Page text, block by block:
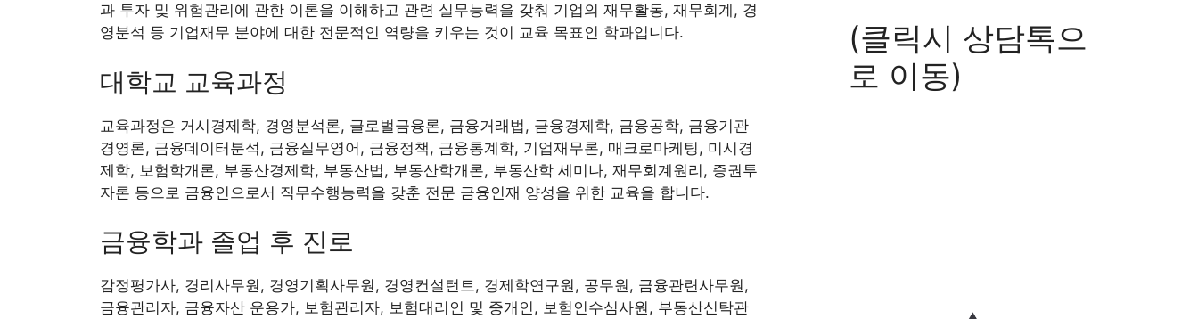
과 투자 및 위험관리에 관한 이론을 이해하고 관련 실무능력을 갖춰 기업의 재무활동, 재무회계, 경
영분석 등 기업재무 분야에 대한 전문적인 역량을 키우는 것이 교육 목표인 학과입니다.
대학교 교육과정
교육과정은 거시경제학, 경영분석론, 글로벌금융론, 금융거래법, 금융경제학, 금융공학, 금융기관
경영론, 금융데이터분석, 금융실무영어, 금융정책, 금융통계학, 기업재무론, 매크로마케팅, 미시경
제학, 보험학개론, 부동산경제학, 부동산법, 부동산학개론, 부동산학 세미나, 재무회계원리, 증권투
자론 등으로 금융인으로서 직무수행능력을 갖춘 전문 금융인재 양성을 위한 교육을 합니다.
금융학과 졸업 후 진로
감정평가사, 경리사무원, 경영기획사무원, 경영컨설턴트, 경제학연구원, 공무원, 금융관련사무원,
금융관리자, 금융자산 운용가, 보험관리자, 보험대리인 및 중개인, 보험인수심사원, 부동산신탁관
(클릭시 상담톡으
로 이동)